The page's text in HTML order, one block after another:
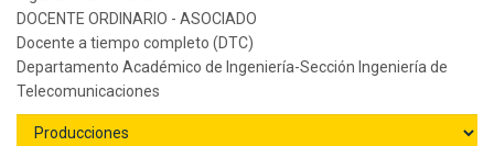
DOCENTE ORDINARIO - ASOCIADO
Docente a tiempo completo (DTC)
Departamento Académico de Ingeniería-Sección Ingeniería de
Telecomunicaciones